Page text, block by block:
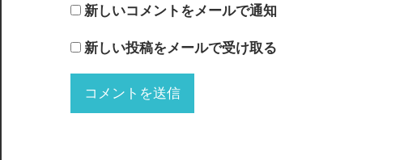
新しいコメントをメールで通知
新しい投稿をメールで受け取る